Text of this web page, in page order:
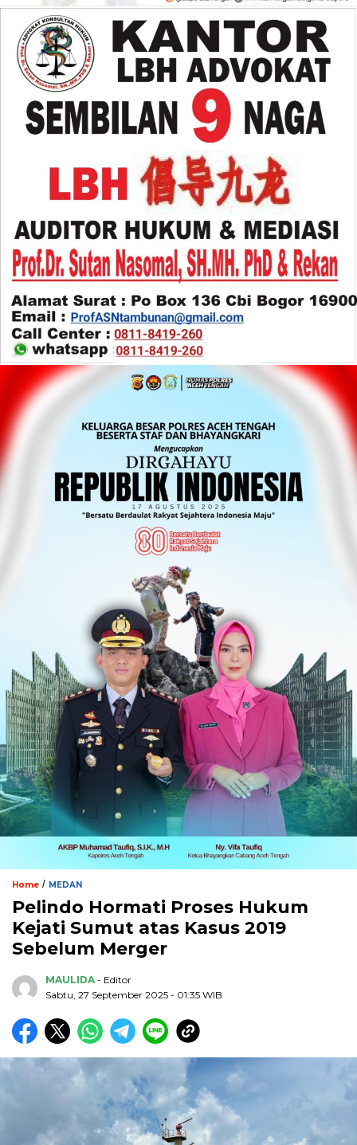
Home / MEDAN
Pelindo Hormati Proses Hukum
Kejati Sumut atas Kasus 2019
Sebelum Merger
MAULIDA - Editor
Sabtu, 27 September 2025 - 01:35 WIB